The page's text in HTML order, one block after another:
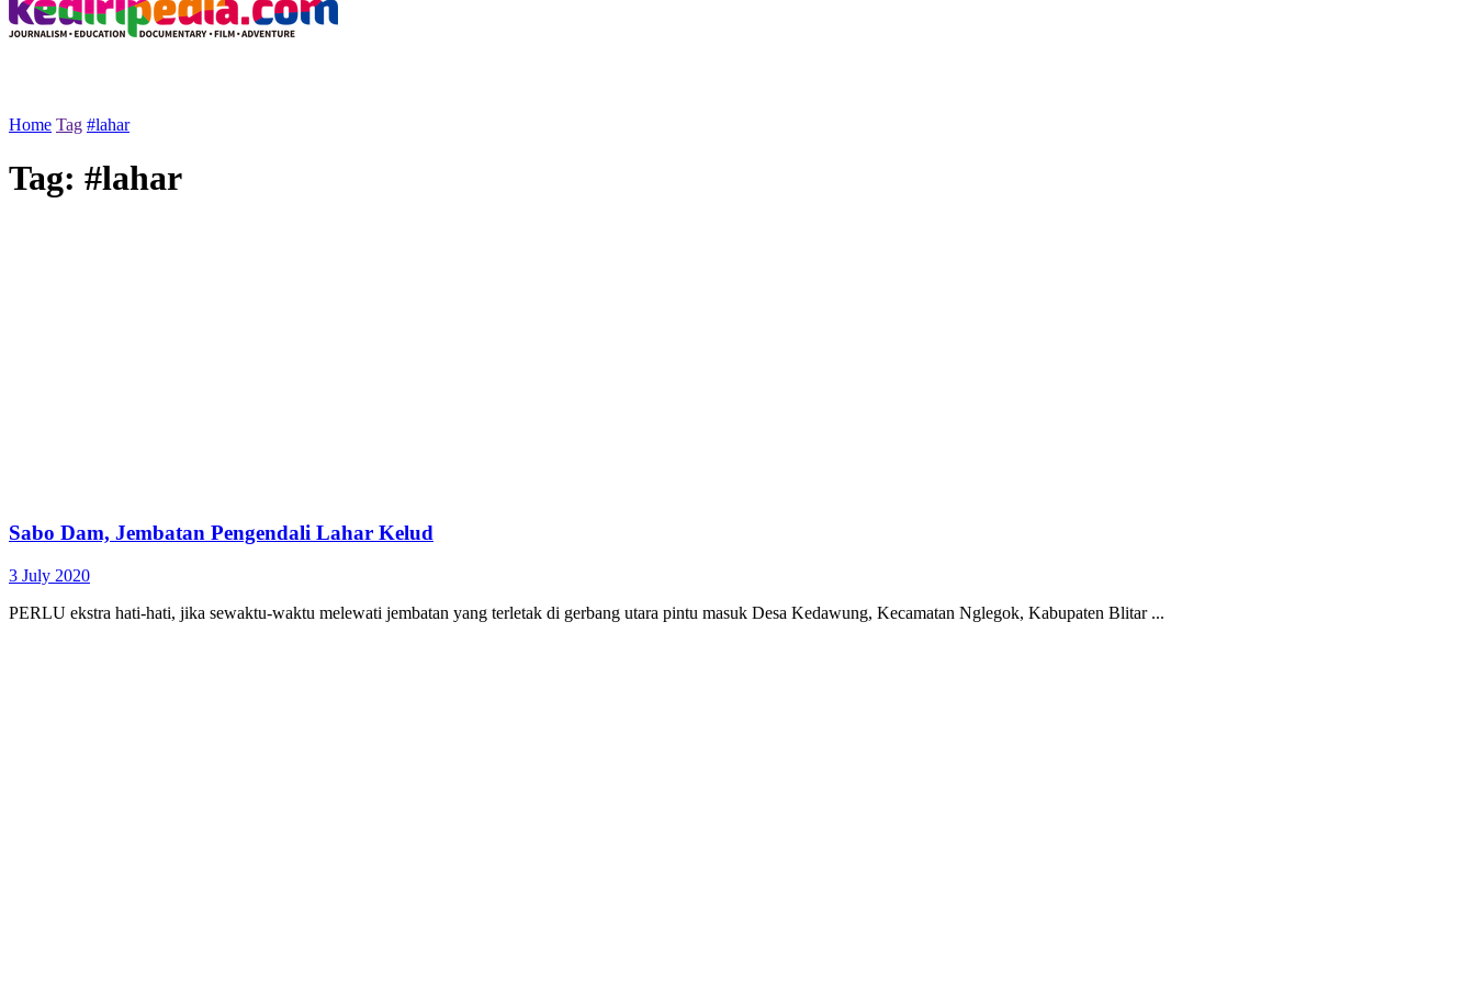
Home Tag #lahar
Tag: #lahar
Sabo Dam, Jembatan Pengendali Lahar Kelud
3 July 2020
PERLU ekstra hati-hati, jika sewaktu-waktu melewati jembatan yang terletak di gerbang utara pintu masuk Desa Kedawung, Kecamatan Nglegok, Kabupaten Blitar ...